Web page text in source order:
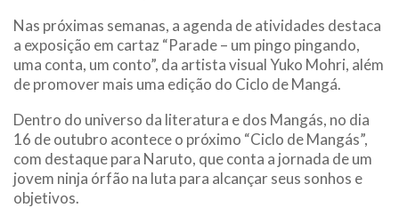
Nas próximas semanas, a agenda de atividades destaca
a exposição em cartaz “Parade – um pingo pingando,
uma conta, um conto”, da artista visual Yuko Mohri, além
de promover mais uma edição do Ciclo de Mangá.
Dentro do universo da literatura e dos Mangás, no dia
16 de outubro acontece o próximo “Ciclo de Mangás”,
com destaque para Naruto, que conta a jornada de um
jovem ninja órfão na luta para alcançar seus sonhos e
objetivos.